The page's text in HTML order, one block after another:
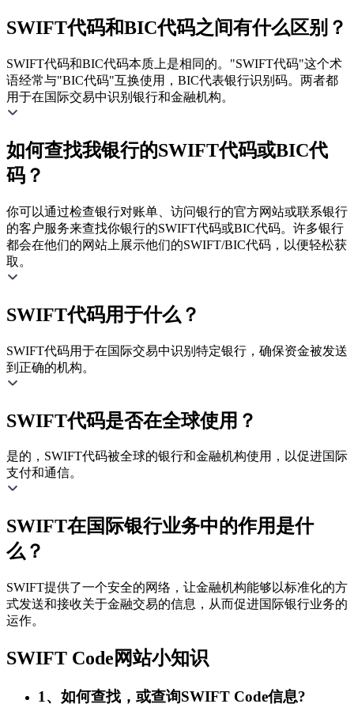
SWIFT代码和BIC代码之间有什么区别？
SWIFT代码和BIC代码本质上是相同的。"SWIFT代码"这个术
语经常与"BIC代码"互换使用，BIC代表银行识别码。两者都
用于在国际交易中识别银行和金融机构。
如何查找我银行的SWIFT代码或BIC代
码？
你可以通过检查银行对账单、访问银行的官方网站或联系银行
的客户服务来查找你银行的SWIFT代码或BIC代码。许多银行
都会在他们的网站上展示他们的SWIFT/BIC代码，以便轻松获
取。
SWIFT代码用于什么？
SWIFT代码用于在国际交易中识别特定银行，确保资金被发送
到正确的机构。
SWIFT代码是否在全球使用？
是的，SWIFT代码被全球的银行和金融机构使用，以促进国际
支付和通信。
SWIFT在国际银行业务中的作用是什
么？
SWIFT提供了一个安全的网络，让金融机构能够以标准化的方
式发送和接收关于金融交易的信息，从而促进国际银行业务的
运作。
SWIFT Code网站小知识
1、如何查找，或查询SWIFT Code信息?